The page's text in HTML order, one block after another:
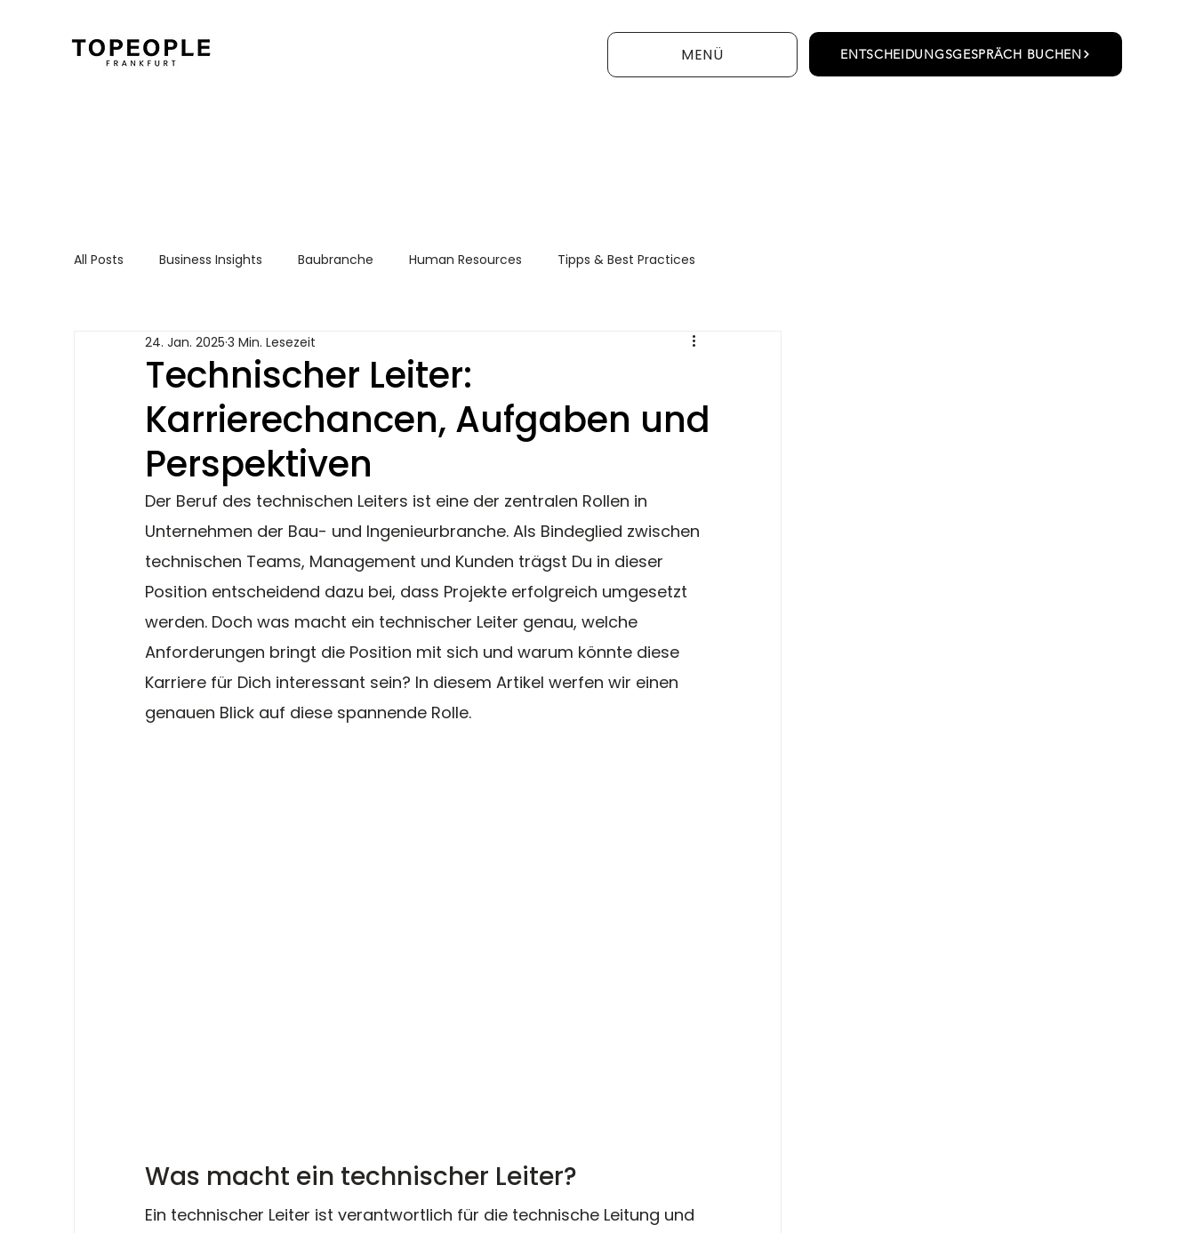
MENÜ ENTSCHEIDUNGSGESPRÄCH BUCHEN
All Posts Business Insights Baubranche Human Resources Tipps & Best Practices
Technischer Leiter:
Karrierechancen, Aufgaben und
Perspektiven
24. Jan. 2025 3 Min. Lesezeit
Der Beruf des technischen Leiters ist eine der zentralen Rollen in
Unternehmen der Bau- und Ingenieurbranche. Als Bindeglied zwischen
technischen Teams, Management und Kunden trägst Du in dieser
Position entscheidend dazu bei, dass Projekte erfolgreich umgesetzt
werden. Doch was macht ein technischer Leiter genau, welche
Anforderungen bringt die Position mit sich und warum könnte diese
Karriere für Dich interessant sein? In diesem Artikel werfen wir einen
genauen Blick auf diese spannende Rolle.
Was macht ein technischer Leiter?
Ein technischer Leiter ist verantwortlich für die technische Leitung und